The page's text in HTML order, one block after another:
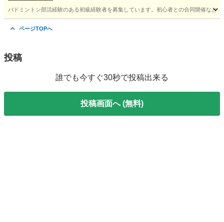
バドミントン部活経験のある初級経験者を募集しています。初心者との合同開催など
ページTOPへ
投稿
誰でも今すぐ30秒で投稿出来る
投稿画面へ (無料)